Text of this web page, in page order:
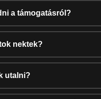
a támogatásról?
nektek?
utalni?